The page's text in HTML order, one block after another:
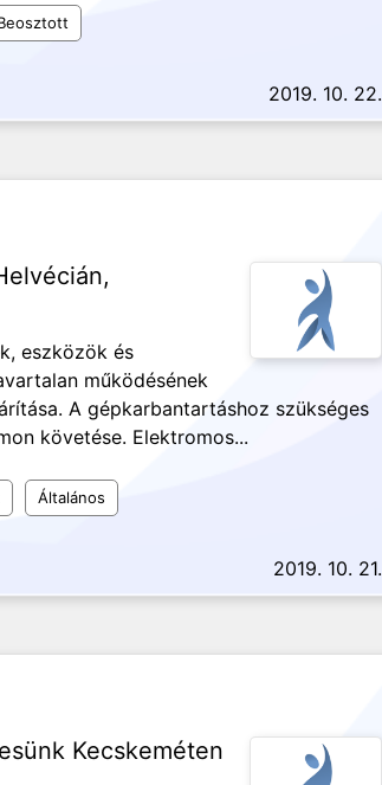
2019. 10. 22.
eszközök és
működésének
A gépkarbantartáshoz szükséges
követése. Elektromos...
Általános
2019. 10. 21.
Kecskeméten